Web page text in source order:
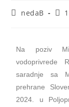
nedaB
Na poziv
vodoprivrede
saradnje sa
prehrane
2024. u